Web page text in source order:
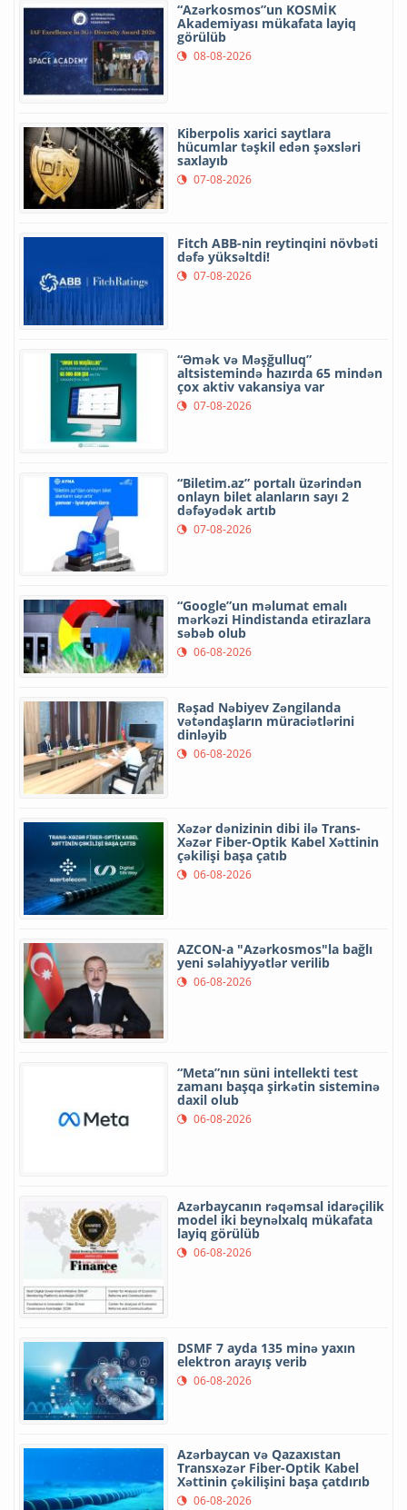
“Azərkosmos”un KOSMİK
Akademiyası mükafata layiq
görülüb
08-08-2026
Kiberpolis xarici saytlara
hücumlar təşkil edən şəxsləri
saxlayıb
07-08-2026
Fitch ABB-nin reytinqini növbəti
dəfə yüksəltdi!
07-08-2026
“Əmək və Məşğulluq”
altsistemində hazırda 65 mindən
çox aktiv vakansiya var
07-08-2026
“Biletim.az” portalı üzərindən
onlayn bilet alanların sayı 2
dəfəyədək artıb
07-08-2026
“Google”un məlumat emalı
mərkəzi Hindistanda etirazlara
səbəb olub
06-08-2026
Rəşad Nəbiyev Zəngilanda
vətəndaşların müraciətlərini
dinləyib
06-08-2026
Xəzər dənizinin dibi ilə Trans-
Xəzər Fiber-Optik Kabel Xəttinin
çəkilişi başa çatıb
06-08-2026
AZCON-a "Azərkosmos"la bağlı
yeni səlahiyyətlər verilib
06-08-2026
“Meta”nın süni intellekti test
zamanı başqa şirkətin sisteminə
daxil olub
06-08-2026
Azərbaycanın rəqəmsal idarəçilik
model iki beynəlxalq mükafata
layiq görülüb
06-08-2026
DSMF 7 ayda 135 minə yaxın
elektron arayış verib
06-08-2026
Azərbaycan və Qazaxıstan
Transxəzər Fiber-Optik Kabel
Xəttinin çəkilişini başa çatdırıb
06-08-2026